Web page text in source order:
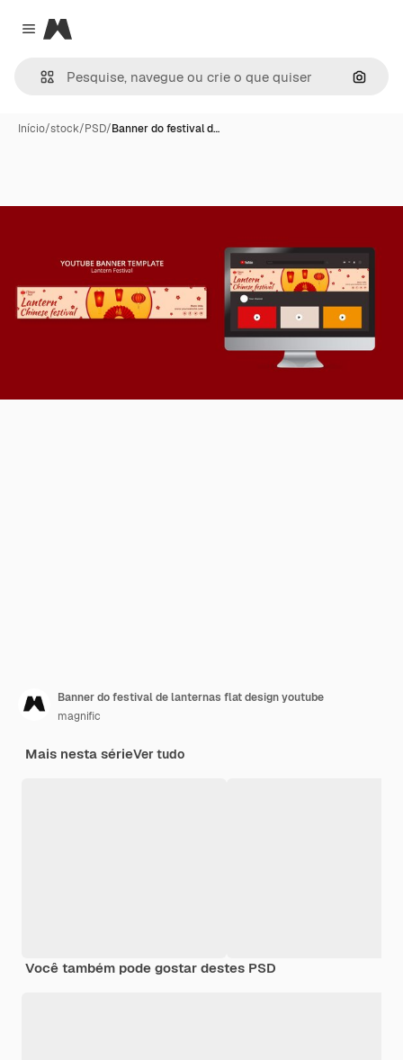
Close menu
Magnific
Início/stock/PSD/Banner do festival d…
Banner do festival de lanternas flat design youtube
magnific
Mais nesta sérieVer tudo
Você também pode gostar destes PSD